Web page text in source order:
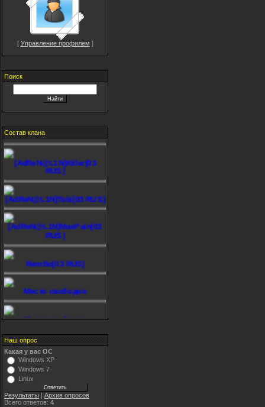
[ Управление профилем ]
Поиск
Состав клана
[AdReN@L1N]MOPnEX[03
-=M@TeM=-
RUS]
[AdReN@L1N]Tobi[03 RUS]
[AdReN@L1N]MaxPain[03
RUS]
Место свободно
Место свободно
Наш опрос
Какая у вас ОС
Windows XP
Windows 7
Linux
Результаты | Архив опросов
Всего ответов: 4